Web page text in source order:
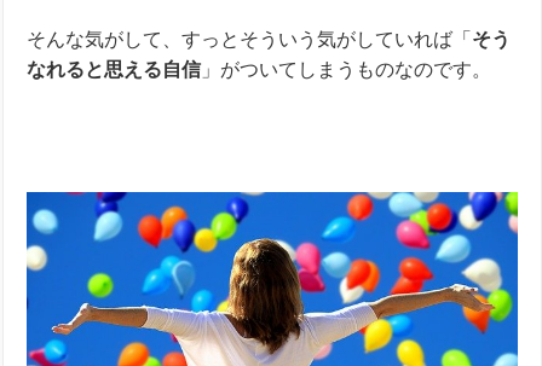
そんな気がして、すっとそういう気がしていれば「 そう
なれると思える自信」がついてしまうものなのです。